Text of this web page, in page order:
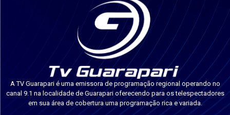
A TV Guarapari é uma emissora de programação regional operando no
canal 9.1 na localidade de Guarapari oferecendo para os telespectadores
em sua área de cobertura uma programação rica e variada.